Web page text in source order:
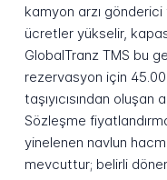
kamyon arzı gönderici
ücretler yükselir,
GlobalTranz TMS bu
rezervasyon için
taşıyıcısından oluşan
Sözleşme
yinelenen navlun
mevcuttur; belirli